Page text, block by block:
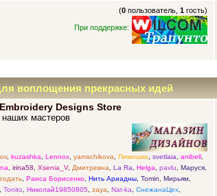
(0 пользователь,1 гость)
При поддержке:
воплощения прекрасных идей
Designs Store
мастеров
, kuzashka, Lennox, yamschikova, Пимошка, svetlaia, anibell,
, irina58, Xsenia_V, Дмитревна, La Ra, Helga, pavlu, Маруся,
, Раиса Борисенко, Нить Ариадны, Tomin, Мирьям,
Tonito, Николай19850805, zaya, Nat-ka, СнежанаЦех,